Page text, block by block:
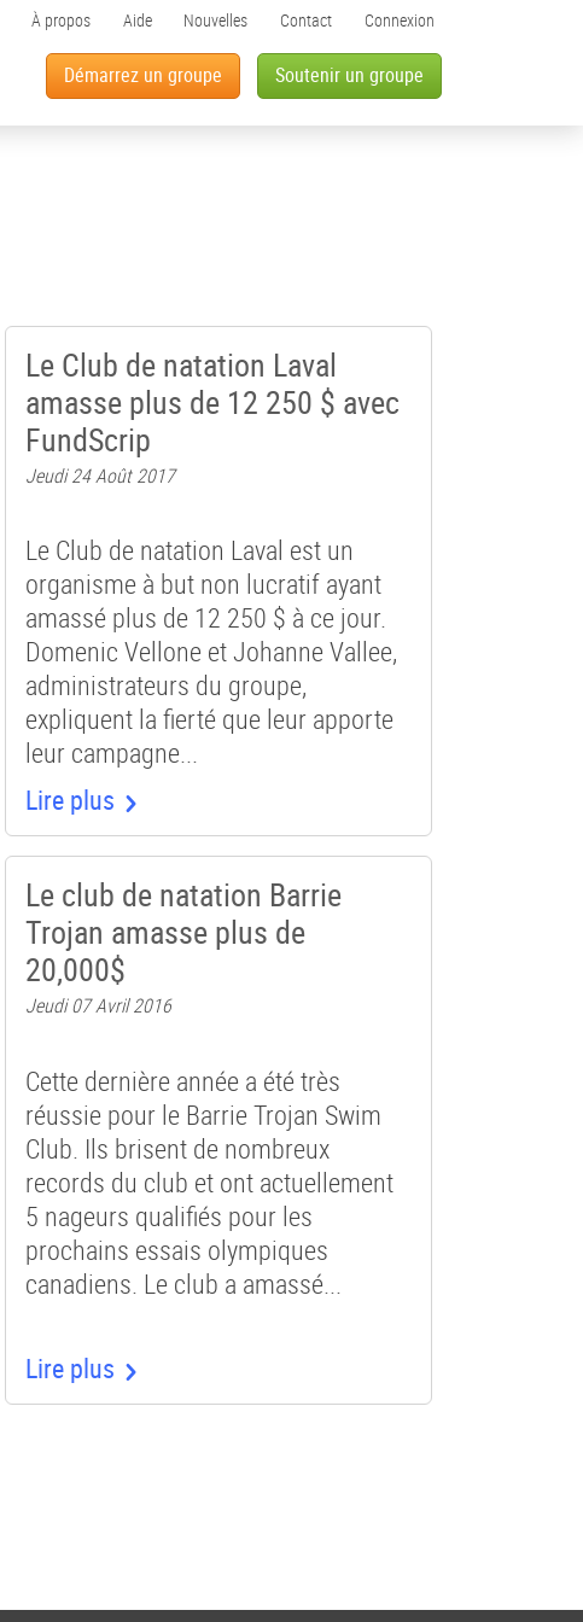
Démarrez un groupe Soutenir un groupe
À propos Aide Nouvelles Contact Connexion
Le Club de natation Laval
amasse plus de 12 250 $ avec
FundScrip
Jeudi 24 Août 2017
Le Club de natation Laval est un
organisme à but non lucratif ayant
amassé plus de 12 250 $ à ce jour.
Domenic Vellone et Johanne Vallee,
administrateurs du groupe,
expliquent la fierté que leur apporte
leur campagne...
Lire plus
Le club de natation Barrie
Trojan amasse plus de
20,000$
Jeudi 07 Avril 2016
Cette dernière année a été très
réussie pour le Barrie Trojan Swim
Club. Ils brisent de nombreux
records du club et ont actuellement
5 nageurs qualifiés pour les
prochains essais olympiques
canadiens. Le club a amassé...
Lire plus